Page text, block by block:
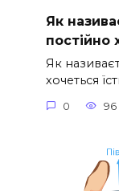
Як
постійно
Як
хочеться
0 96